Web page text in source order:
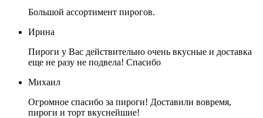
Большой ассортимент пирогов.
Ирина
Пироги у Вас действительно очень вкусные и доставка
еще не разу не подвела! Спасибо
Михаил
Огромное спасибо за пироги! Доставили вовремя,
пироги и торт вкуснейшие!